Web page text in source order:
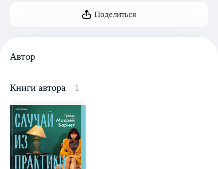
Поделиться
Автор
Книги автора 1